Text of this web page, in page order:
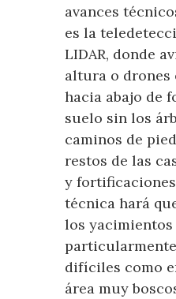
avances
es la
LIDAR, donde
altura o drones
hacia abajo de
suelo sin los
caminos de
restos de las
y
técnica hará
los yacimientos
difíciles como
área muy